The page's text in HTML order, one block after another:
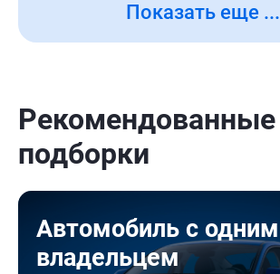
Показать еще ...
Рекомендованные
подборки
Автомобиль с одним
владельцем